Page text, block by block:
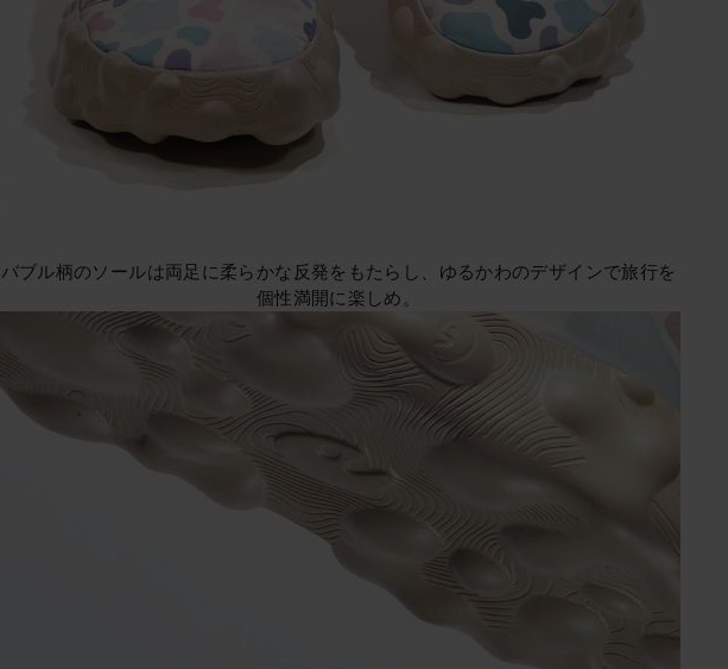
バブル柄のソールは両足に柔らかな反発をもたらし、ゆるかわのデザインで旅行を
個性満開に楽しめ。